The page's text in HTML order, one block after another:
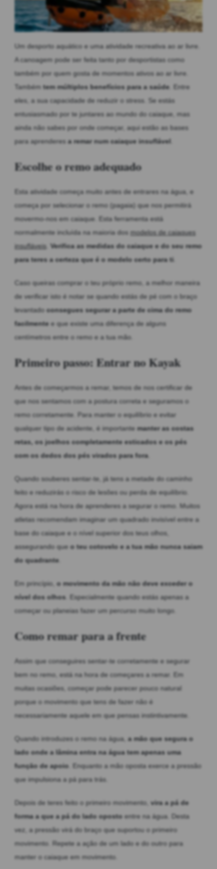
MOBILIÁRIO INSUFLÁVEL
CAMPISMO
ACESSÓRIOS PARA PISCINAS
PEÇAS DE SUBSTITUIÇÃO PARA SPA
Um desporto aquático e uma atividade recreativa ao ar livre.
A canoagem pode ser feita tanto por desportistas como
também por quem gosta de momentos ativos ao ar livre.
Tambémtem múltiplos benefícios para a saúde. Entre
eles, a sua capacidade de reduzir o stress. Se estás
entusiasmado por te juntares ao mundo do caiaque, mas
ainda não sabes por onde começar, aqui estão as bases
para aprenderes a remar num caiaque insuflável.
Escolhe o remo adequado
Esta atividade começa muito antes de entrares na água, e
começa por selecionar o remo (pagaia) que nos permitirá
movermo-nos em caiaque. Esta ferramenta está
normalmente incluída na maioria dos modelos de caiaques
insufláveis. Verifica as medidas do caiaque e do seu remo
para teres a certeza que é o modelo certo para ti.
Caso queiras comprar o teu próprio remo, a melhor maneira
de verificar isto é notar se quando estás de pé com o braço
levantadoconsegues segurar a parte de cima do remo
facilmentee que existe uma diferença de alguns
centímetros entre o remo e a tua mão.
Primeiro passo: Entrar no Kayak
Antes de começarmos a remar, temos de nos certificar de
que nos sentamos com a postura correta e seguramos o
remo corretamente. Para manter o equilíbrio e evitar
qualquer tipo de acidente, é importante manter as costas
retas, os joelhos completamente esticados e os pés
com os dedos dos pés virados para fora.
Quando souberes sentar-te, já tens a metade do caminho
feito e reduzirás o risco de lesões ou perda de equilíbrio.
Agora está na hora de aprenderes a segurar o remo. Muitos
atletas recomendam imaginar um quadrado invisível entre a
base do caiaque e o nível superior dos teus olhos,
assegurando queo teu cotovelo e a tua mão nunca saiam
do quadrante.
Em princípio, o movimento da mão não deve exceder o
nível dos olhos. Especialmente quando estás apenas a
começar ou planeias fazer um percurso muito longo.
Como remar para a frente
Assim que conseguires sentar-te corretamente e segurar
bem no remo, está na hora de começares a remar. Em
muitas ocasiões, começar pode parecer pouco natural
porque o movimento que tens de fazer não é
necessariamente aquele em que pensas instintivamente.
Quando introduzes o remo na água, a mão que segura o
lado onde a lâmina entra na água tem apenas uma
função de apoio. Enquanto a mão oposta exerce a pressão
que impulsiona a pá para trás.
Depois de teres feito o primeiro movimento, vira a pá de
forma a que a pá do lado opostoentre na água. Desta
vez, a pressão virá do braço que suportou o primeiro
movimento. Repete a ação de um lado e do outro para
manter o caiaque em movimento.